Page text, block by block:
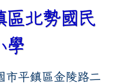
區北勢國民
學
市平鎮區金陵路二